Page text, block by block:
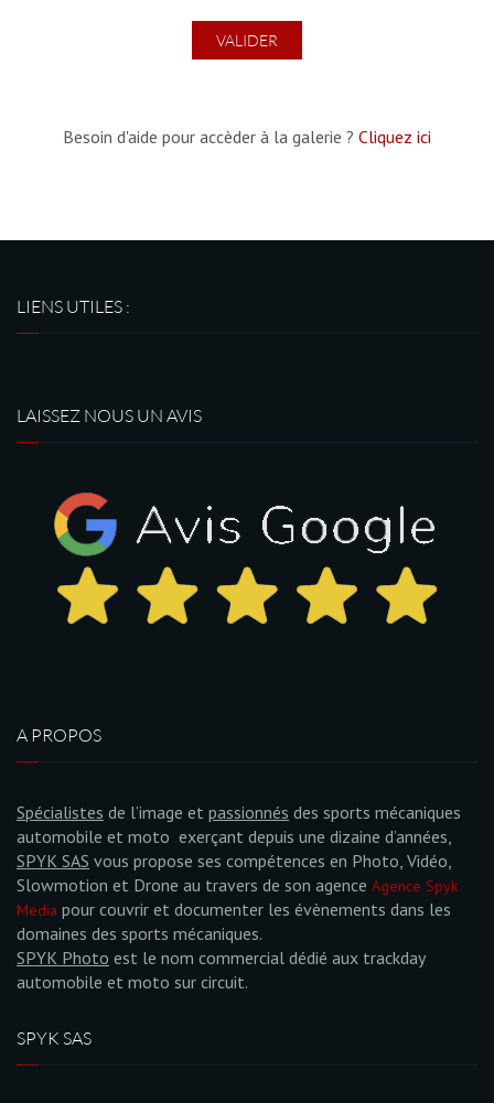
Besoin d'aide pour accèder à la galerie ? Cliquez ici
LIENS UTILES :
LAISSEZ NOUS UN AVIS
A PROPOS
Spécialistes de l’image et passionnés des sports mécaniques
automobile et moto exerçant depuis une dizaine d’années,
SPYK SAS vous propose ses compétences en Photo, Vidéo,
Slowmotion et Drone au travers de son agence Agence Spyk
Media pour couvrir et documenter les évènements dans les
domaines des sports mécaniques.
SPYK Photo est le nom commercial dédié aux trackday
automobile et moto sur circuit.
SPYK SAS